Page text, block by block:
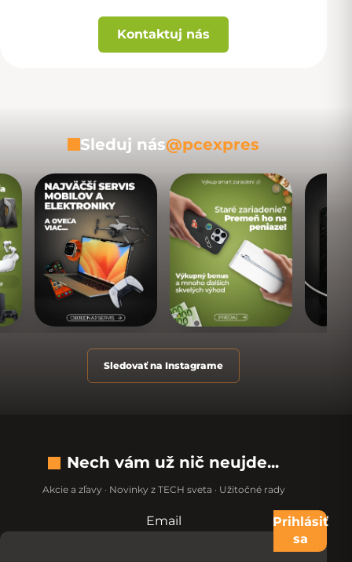
Kontaktuj nás
Sleduj nás@pcexpres
Sledovať na Instagrame
Nech vám už nič neujde...
Akcie a zľavy · Novinky z TECH sveta · Užitočné rady
Nevypĺňajte toto pole:
Email
Prihlásiť
sa